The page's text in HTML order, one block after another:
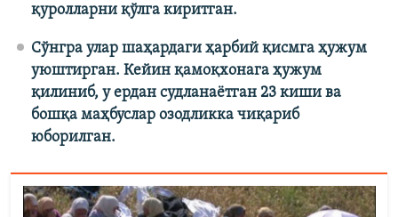
қуролларни қўлга киритган.
Сўнгра улар шаҳардаги ҳарбий қисмга ҳужум
уюштирган. Кейин қамоқхонага ҳужум
қилиниб, у ердан судланаётган 23 киши ва
бошқа маҳбуслар озодликка чиқариб
юборилган.